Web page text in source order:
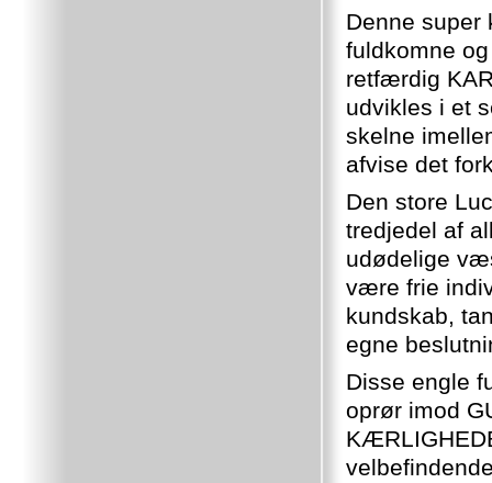
Denne super
fuldkomne
retfærdig
udvikles i et
skelne
afvise det
Den store
tredjedel af
udødelige
være frie
kundskab,
egne
Disse engle
oprør imod